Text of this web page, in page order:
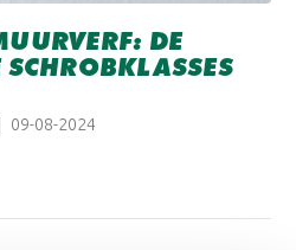
DE
09-08-2024